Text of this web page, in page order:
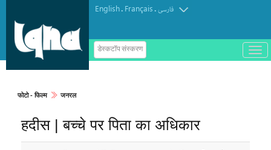
English. Français.فارسی
डेस्कटॉप संस्करण
ب
ا
फोटो - फिल्म जनरल
हदीस | बच्चे पर पिता का अधिकार